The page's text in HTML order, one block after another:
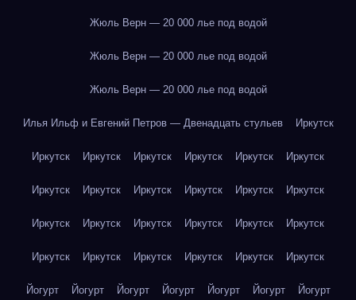
Жюль Верн — 20 000 лье под водой
Жюль Верн — 20 000 лье под водой
Жюль Верн — 20 000 лье под водой
Илья Ильф и Евгений Петров — Двенадцать стульев Иркутск
Иркутск Иркутск Иркутск Иркутск Иркутск Иркутск
Иркутск Иркутск Иркутск Иркутск Иркутск Иркутск
Иркутск Иркутск Иркутск Иркутск Иркутск Иркутск
Иркутск Иркутск Иркутск Иркутск Иркутск Иркутск
Йогурт Йогурт Йогурт Йогурт Йогурт Йогурт Йогурт